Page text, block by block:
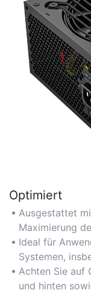
Optimiert
Ausgestattet
Maximierung
und GPUs,
auch bei
Ideal für
Systemen,
Komponenten,
Achten Sie auf
und hinten